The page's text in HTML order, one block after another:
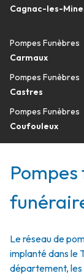
Cagnac-les-
Pompes Funèbres
Carmaux
Pompes Funèbres
Castres
Pompes Funèbres
Coufouleux
Le réseau de
implanté dans le
département,